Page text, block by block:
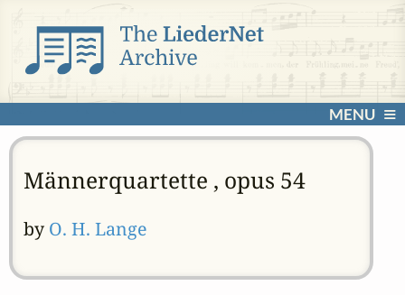
MENU
Männerquartette , opus 54
by O. H. Lange